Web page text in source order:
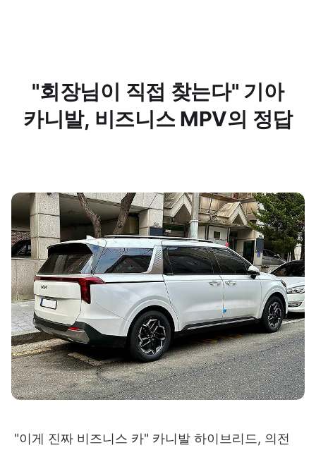
"회장님이 직접 찾는다" 기아
카니발, 비즈니스 MPV의 정답
"이게 진짜 비즈니스 카" 카니발 하이브리드, 의전